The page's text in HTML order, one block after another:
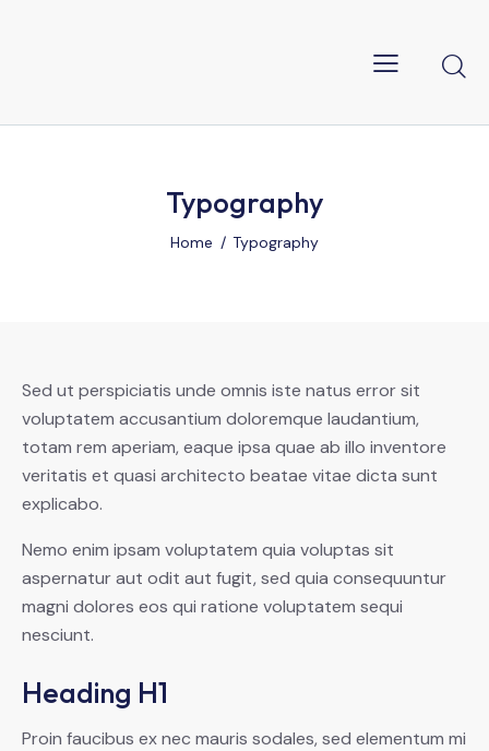
Typography
Home Typography
Sed ut perspiciatis unde omnis iste natus error sit
voluptatem accusantium doloremque laudantium,
totam rem aperiam, eaque ipsa quae ab illo inventore
veritatis et quasi architecto beatae vitae dicta sunt
explicabo.
Nemo enim ipsam voluptatem quia voluptas sit
aspernatur aut odit aut fugit, sed quia consequuntur
magni dolores eos qui ratione voluptatem sequi
nesciunt.
Heading H1
Proin faucibus ex nec mauris sodales, sed elementum mi